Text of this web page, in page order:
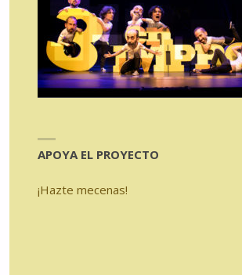
APOYA EL PROYECTO
¡Hazte mecenas!